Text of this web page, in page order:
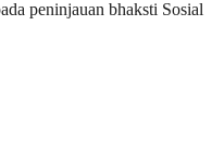
peninjauan bhaksti Sosial